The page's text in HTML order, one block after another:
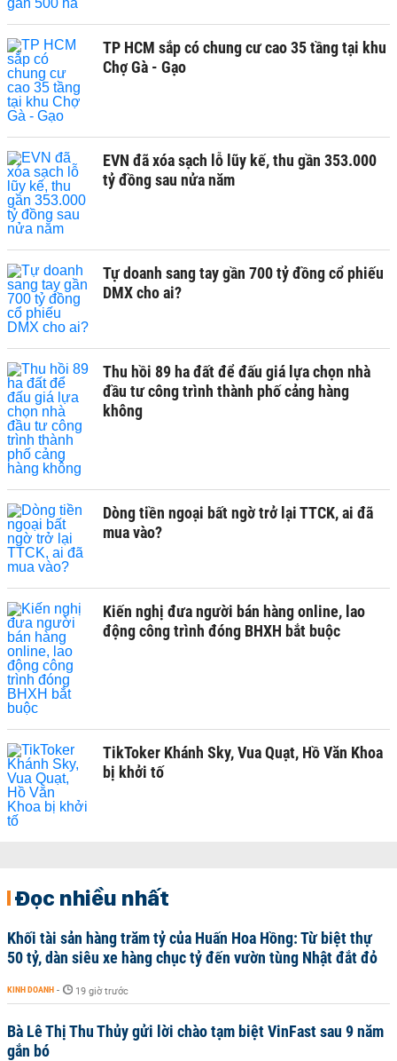
TP HCM sắp có chung cư cao 35 tầng tại khu
Chợ Gà - Gạo
EVN đã xóa sạch lỗ lũy kế, thu gần 353.000
tỷ đồng sau nửa năm
Tự doanh sang tay gần 700 tỷ đồng cổ phiếu
DMX cho ai?
Thu hồi 89 ha đất để đấu giá lựa chọn nhà
đầu tư công trình thành phố cảng hàng
không
Dòng tiền ngoại bất ngờ trở lại TTCK, ai đã
mua vào?
Kiến nghị đưa người bán hàng online, lao
động công trình đóng BHXH bắt buộc
TikToker Khánh Sky, Vua Quạt, Hồ Văn Khoa
bị khởi tố
Đọc nhiều nhất
Khối tài sản hàng trăm tỷ của Huấn Hoa Hồng: Từ biệt thự
50 tỷ, dàn siêu xe hàng chục tỷ đến vườn tùng Nhật đắt đỏ
KINH DOANH - 19 giờ trước
Bà Lê Thị Thu Thủy gửi lời chào tạm biệt VinFast sau 9 năm
gắn bó